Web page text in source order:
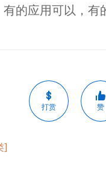
的应用可以，有
打赏 赞
]